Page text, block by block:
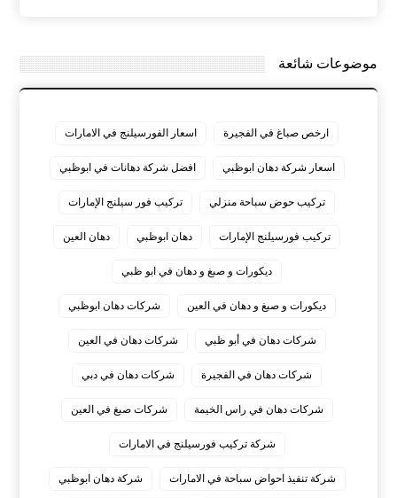
موضوعات شائعة
ارخص صباغ في الفجيرة اسعار الفورسيلنج في الامارات
اسعار شركة دهان ابوظبي افضل شركة دهانات في ابوظبي
تركيب حوض سباحة منزلي تركيب فور سيلنج الإمارات
تركيب فورسيلنج الإمارات دهان ابوظبي دهان العين
ديكورات و صبغ و دهان في ابو ظبي
ديكورات و صبغ و دهان في العين شركات دهان ابوظبي
شركات دهان في أبو ظبي شركات دهان في العين
شركات دهان في الفجيرة شركات دهان في دبي
شركات دهان في راس الخيمة شركات صبغ في العين
شركة تركيب فورسيلنج في الامارات
شركة تنفيذ احواض سباحة في الامارات شركة دهان ابوظبي